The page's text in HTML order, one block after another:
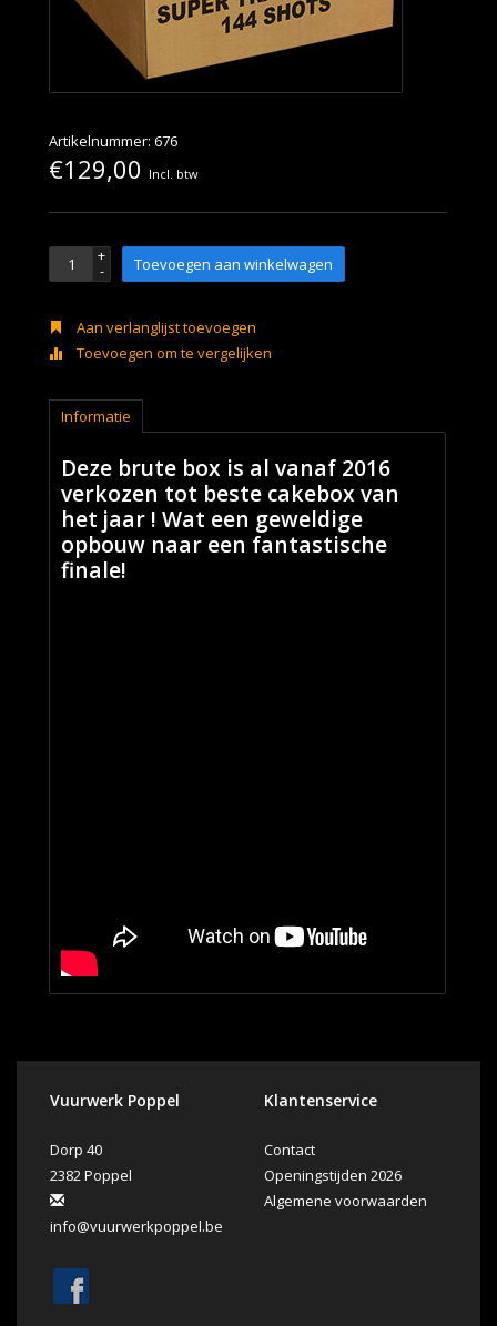
Artikelnummer: 676
€129,00 Incl. btw
+
- Toevoegen aan winkelwagen
Aan verlanglijst toevoegen
Toevoegen om te vergelijken
Informatie
Deze brute box is al vanaf 2016
verkozen tot beste cakebox van
het jaar ! Wat een geweldige
opbouw naar een fantastische
finale!
Vuurwerk Poppel
Dorp 40
2382 Poppel
info@vuurwerkpoppel.be
Klantenservice
Contact
Openingstijden 2026
Algemene voorwaarden